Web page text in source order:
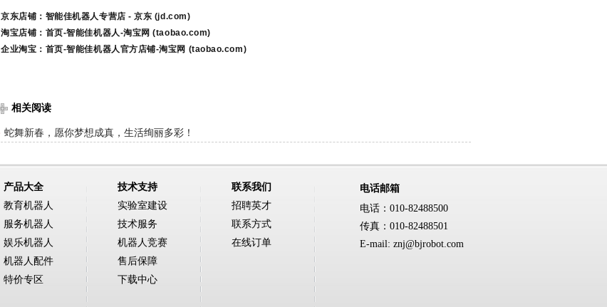
京东店铺： 智能佳机器人专营店 -京东 (jd.com)
淘宝店铺： 首页-智能佳机器人-淘宝网 (taobao.com)
企业淘宝： 首页-智能佳机器人官方店铺-淘宝网 (taobao.com)
相关阅读
蛇舞新春，愿你梦想成真，生活绚丽多彩！
产品大全
教育机器人
服务机器人
娱乐机器人
机器人配件
特价专区
技术支持
实验室建设
技术服务
机器人竞赛
售后保障
下载中心
联系我们
招聘英才
联系方式
在线订单
电话邮箱
电话：010-82488500
传真：010-82488501
E-mail: znj@bjrobot.com